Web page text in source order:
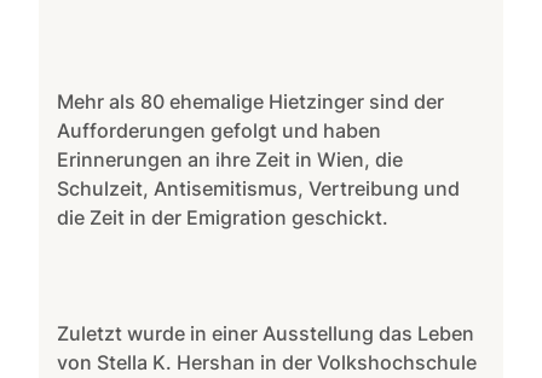
Mehr als 80 ehemalige Hietzinger sind der
Aufforderungen gefolgt und haben
Erinnerungen an ihre Zeit in Wien, die
Schulzeit, Antisemitismus, Vertreibung und
die Zeit in der Emigration geschickt.
Zuletzt wurde in einer Ausstellung das Leben
von Stella K. Hershan in der Volkshochschule